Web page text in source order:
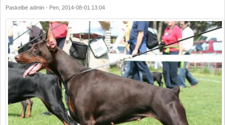
Paskelbė admin - Pen, 2014-08-01 13:04